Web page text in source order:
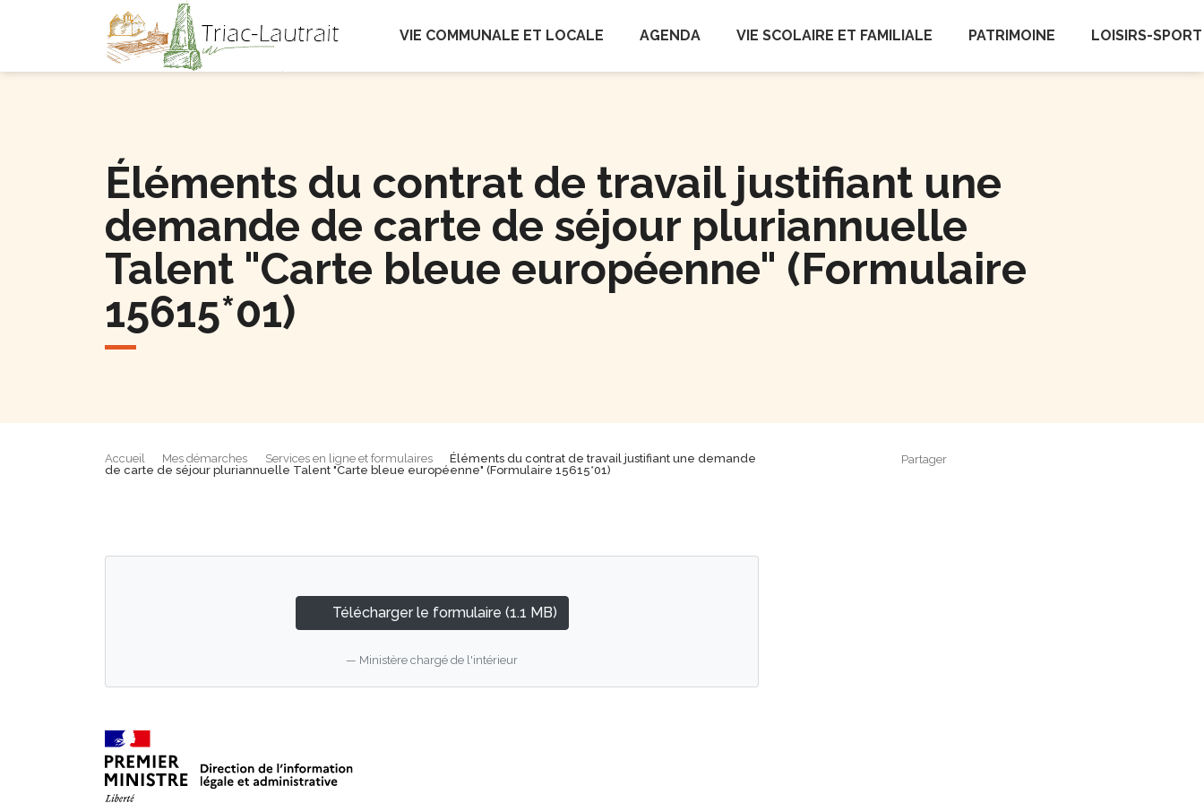
Triac-Lautrait
VIE COMMUNALE ET LOCALE AGENDA VIE SCOLAIRE ET FAMILIALE PATRIMOINE LOISIRS-SPORT
Éléments du contrat de travail justifiant une
demande de carte de séjour pluriannuelle
Talent "Carte bleue européenne" (Formulaire
15615*01)
Accueil Mes démarches Services en ligne et formulaires
Éléments du contrat de travail justifiant une demande
de carte de séjour pluriannuelle Talent "Carte bleue européenne" (Formulaire 15615*01)
Partager
Télécharger le formulaire (1.1 MB)
Ministère chargé de l'intérieur